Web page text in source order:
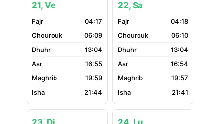
21, Ve
04:17
06:09
13:04
16:55
19:59
21:44
22, Sa
04:18
06:10
13:04
16:54
19:57
21:41
23, Di 24, Lu